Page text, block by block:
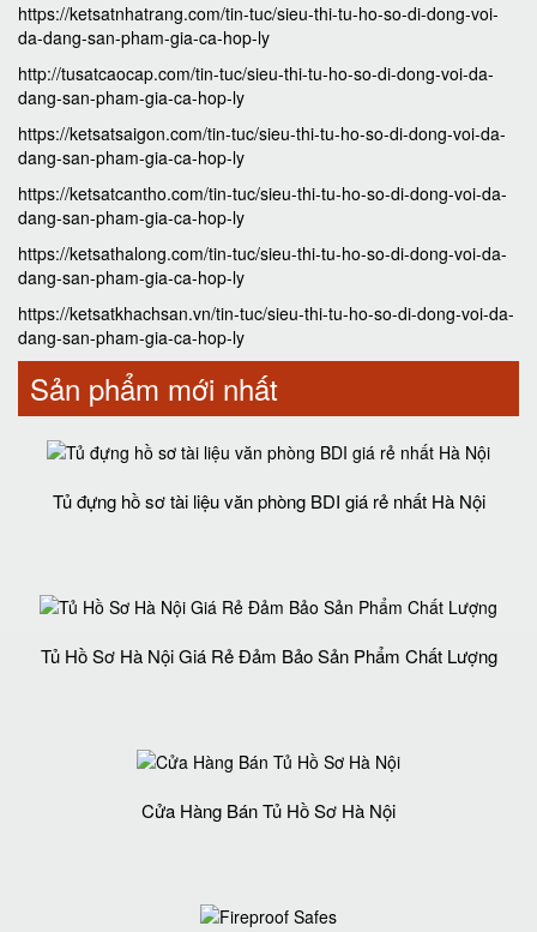
https://ketsatnhatrang.com/tin-tuc/sieu-thi-tu-ho-so-di-dong-voi-
da-dang-san-pham-gia-ca-hop-ly
http://tusatcaocap.com/tin-tuc/sieu-thi-tu-ho-so-di-dong-voi-da-
dang-san-pham-gia-ca-hop-ly
https://ketsatsaigon.com/tin-tuc/sieu-thi-tu-ho-so-di-dong-voi-da-
dang-san-pham-gia-ca-hop-ly
https://ketsatcantho.com/tin-tuc/sieu-thi-tu-ho-so-di-dong-voi-da-
dang-san-pham-gia-ca-hop-ly
https://ketsathalong.com/tin-tuc/sieu-thi-tu-ho-so-di-dong-voi-da-
dang-san-pham-gia-ca-hop-ly
https://ketsatkhachsan.vn/tin-tuc/sieu-thi-tu-ho-so-di-dong-voi-da-
dang-san-pham-gia-ca-hop-ly
Sản phẩm mới nhất
Tủ đựng hồ sơ tài liệu văn phòng BDI giá rẻ nhất Hà Nội
Tủ Hồ Sơ Hà Nội Giá Rẻ Đảm Bảo Sản Phẩm Chất Lượng‎
Cửa Hàng Bán Tủ Hồ Sơ Hà Nội